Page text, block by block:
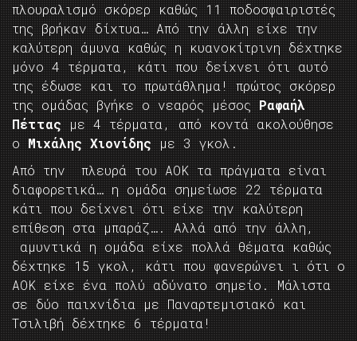
πλουραλισμό σκόρερ καθώς 11 ποδοσφαιριστές
της βρήκαν δίχτυα… Από την άλλη είχε την
καλύτερη άμυνα καθώς η κυανοκίτρινη δέχτηκε
μόνο 4 τέρματα, κάτι που δείχνει ότι αυτό
της έδωσε και το πρωτάθλημα! πρώτος σκόρερ
της ομάδας βγήκε ο νεαρός μέσος Ραφαήλ
Πέττας με 4 τέρματα, από κοντά ακολούθησε
ο Μιχάλης Χιονίδης με 3 γκολ.
Από την πλευρά του ΑΟΚ τα πράγματα είναι
διαφορετικά… η ομάδα σημείωσε 22 τέρματα
κάτι που δείχνει ότι είχε την καλύτερη
επίθεση στα μπαράζ…. Αλλά από την άλλη,
αμυντικά η ομάδα είχε πολλά θέματα καθώς
δέχτηκε 15 γκολ, κάτι που φανερώνει ι ότι ο
ΑΟΚ είχε ένα πολύ αδύνατο σημείο. Μάλιστα
σε δύο παιχνίδια με Παναρτεμισιακό και
Τσιλιβή δέχτηκε 6 τέρματα!